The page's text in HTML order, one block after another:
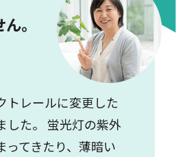
。
トレールに変更した
した。 蛍光灯の紫外
ってきたり、薄暗い